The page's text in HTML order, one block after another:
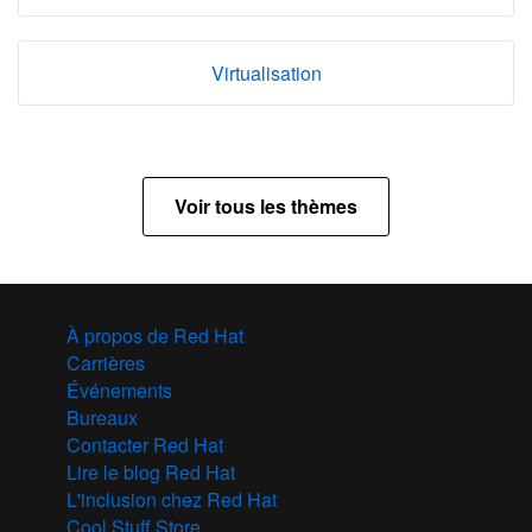
Virtualisation
Voir tous les thèmes
À propos de Red Hat
Carrières
Événements
Bureaux
Contacter Red Hat
Lire le blog Red Hat
L'inclusion chez Red Hat